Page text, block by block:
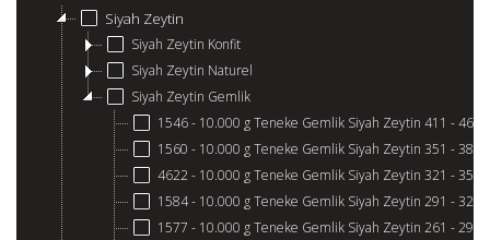
Siyah Zeytin
Siyah Zeytin Konfit
Siyah Zeytin Naturel
Siyah Zeytin Gemlik
1546 - 10.000 g Teneke Gemlik Siyah Zeytin 411 - 460
1560 - 10.000 g Teneke Gemlik Siyah Zeytin 351 - 380
4622 - 10.000 g Teneke Gemlik Siyah Zeytin 321 - 350
1584 - 10.000 g Teneke Gemlik Siyah Zeytin 291 - 320
1577 - 10.000 g Teneke Gemlik Siyah Zeytin 261 - 290